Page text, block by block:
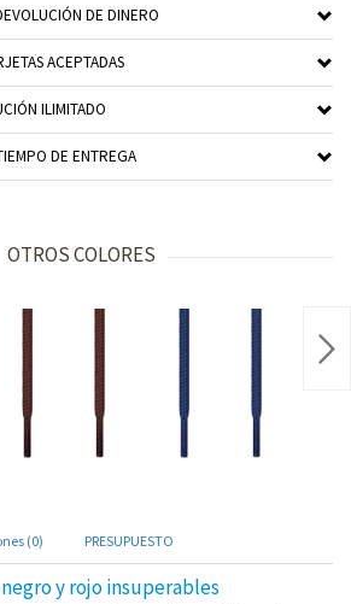
DE DINERO
ACEPTADAS
ILIMITADO
DE ENTREGA
OTROS COLORES
(0) PRESUPUESTO
y rojo insuperables